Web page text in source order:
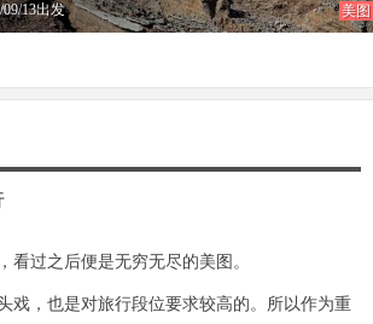
09/13出发 美图
看过之后便是无穷无尽的美图。
戏，也是对旅行段位要求较高的。所以作为重